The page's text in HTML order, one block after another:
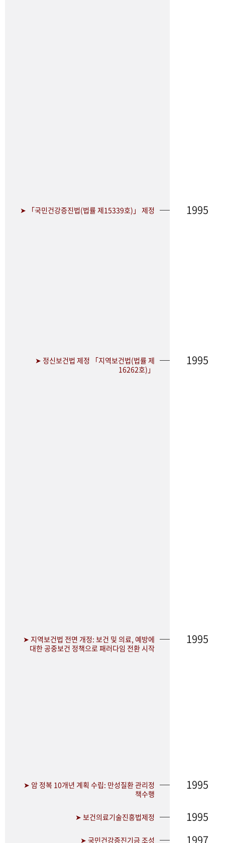
➤ 「국민건강증진법(법률 제15339호)」 제정 1995
➤ 정신보건법 제정 「지역보건법(법률 제
16262호)」
1995
➤ 지역보건법 전면 개정: 보건 및 의료, 예방에
대한 공중보건 정책으로 패러다임 전환 시작
1995
➤ 암 정복 10개년 계획 수립: 만성질환 관리정
책수행
1995
➤ 보건의료기술진흥법제정 1995
➤ 국민건강증진기금 조성 1997